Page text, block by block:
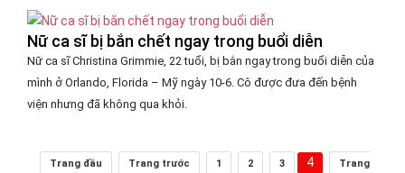
Nữ ca sĩ bị bắn chết ngay trong buổi diễn
Nữ ca sĩ Christina Grimmie, 22 tuổi, bị bắn ngay trong buổi diễn của
mình ở Orlando, Florida – Mỹ ngày 10-6. Cô được đưa đến bệnh
viện nhưng đã không qua khỏi.
Trang đầu Trang trước 1 2 3 4
Trang